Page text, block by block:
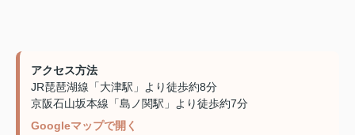
アクセス方法
JR琵琶湖線「大津駅」より徒歩約8分
京阪石山坂本線「島ノ関駅」より徒歩約7分
Googleマップで開く